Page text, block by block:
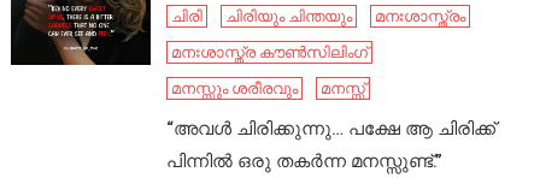
ചിരി
ചിരിയും ചിന്തയും
മനഃശാസ്ത്രം
മനഃശാസ്ത്ര കൗൺസിലിംഗ്
മനസ്സും ശരീരവും
മനസ്സ്
“അവൾ ചിരിക്കുന്നു… പക്ഷേ ആ ചിരിക്ക്
പിന്നിൽ ഒരു തകർന്ന മനസ്സുണ്ട്.”